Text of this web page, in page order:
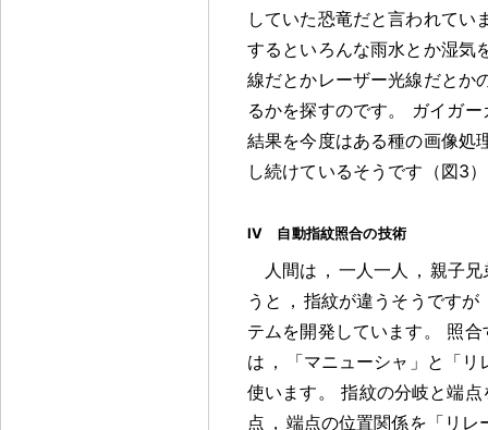
していた恐竜だと言われてい
するといろんな雨水とか湿気
線だとかレーザー光線だとか
るかを探すのです。
ガイガ
結果を今度はある種の画像処
し続けているそうです（図3）
IV 自動指紋照合の技術
人間は ， 一人一人 ， 親子
うと ， 指紋が違うそうですが
テムを開発しています 。
照合
は ，
「マニューシャ」と「
使います 。
指紋の分岐と端
点 ， 端点の位置関係を「リレ